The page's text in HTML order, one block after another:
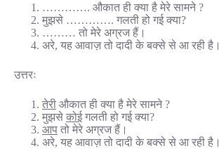
…………. औकात ही क्या है मेरे सामने ?
मुझसे …………. गलती हो गई क्या?
……… तो मेरे अग्रज हैं।
अरे, यह आवाज़ तो दादी के बक्से से आ रही है।
उत्तरः
तेरी औकात ही क्या है मेरे सामने ?
मुझसे कोईगलती हो गई क्या?
आप तो मेरे अग्रज हैं।
अरे, यह आवाज़ तो दादी के बक्से से आ रही है।